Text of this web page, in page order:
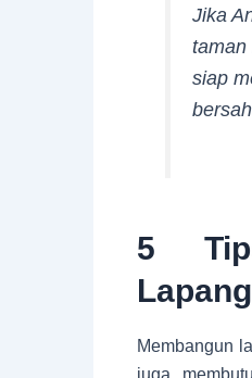
Jika
siap
5
Membangun